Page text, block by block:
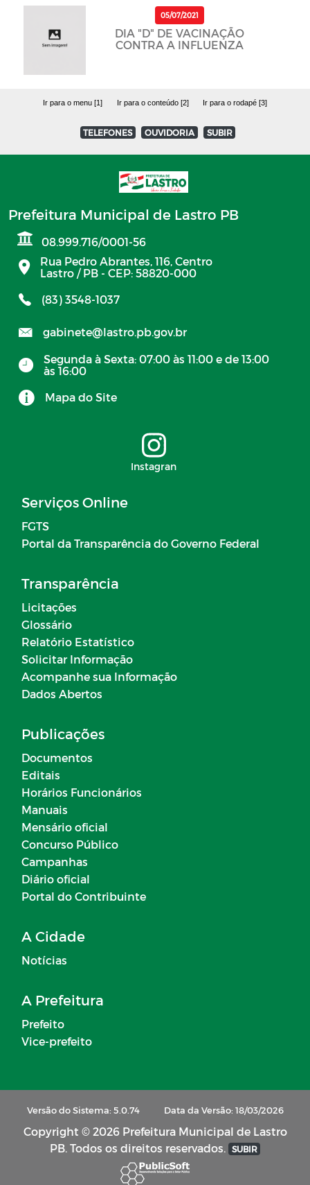
05/07/2021
DIA "D" DE VACINAÇÃO
CONTRA A INFLUENZA
Ir para o menu [1] Ir para o conteúdo [2] Ir para o rodapé [3]
TELEFONES OUVIDORIA SUBIR
Prefeitura Municipal de Lastro PB
08.999.716/0001-56
Rua Pedro Abrantes, 116, Centro
Lastro / PB - CEP: 58820-000
(83) 3548-1037
gabinete@lastro.pb.gov.br
Segunda à Sexta: 07:00 às 11:00 e de 13:00
às 16:00
Mapa do Site
Instagran
Serviços Online
FGTS
Portal da Transparência do Governo Federal
Transparência
Licitações
Glossário
Relatório Estatístico
Solicitar Informação
Acompanhe sua Informação
Dados Abertos
Publicações
Documentos
Editais
Horários Funcionários
Manuais
Mensário oficial
Concurso Público
Campanhas
Diário oficial
Portal do Contribuinte
A Cidade
Notícias
A Prefeitura
Prefeito
Vice-prefeito
Versão do Sistema: 5.0.74 Data da Versão: 18/03/2026
Copyright © 2026 Prefeitura Municipal de Lastro
PB. Todos os direitos reservados.
SUBIR